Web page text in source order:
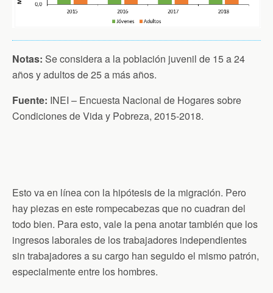
Notas: Se considera a la población juvenil de 15 a 24
años y adultos de 25 a más años.
Fuente: INEI – Encuesta Nacional de Hogares sobre
Condiciones de Vida y Pobreza, 2015-2018.
Esto va en línea con la hipótesis de la migración. Pero
hay piezas en este rompecabezas que no cuadran del
todo bien. Para esto, vale la pena anotar también que los
ingresos laborales de los trabajadores independientes
sin trabajadores a su cargo han seguido el mismo patrón,
especialmente entre los hombres.